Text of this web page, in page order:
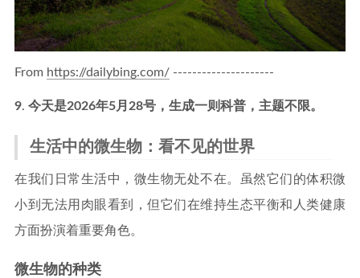
From https://dailybing.com/ ---------------------
9. 今天是2026年5月28号，生成一则科普，主题不限。
生活中的微生物：看不见的世界
在我们日常生活中，微生物无处不在。虽然它们的体积微
小到无法用肉眼看到，但它们在维持生态平衡和人类健康
方面扮演着重要角色。
微生物的种类